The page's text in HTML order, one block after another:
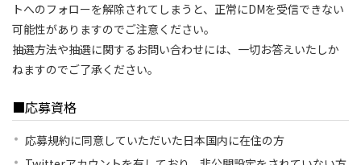
トへのフォローを解除されてしまうと、正常にDMを受信できない
可能性がありますのでご注意ください。
抽選方法や抽選に関するお問い合わせには、一切お答えいたしか
ねますのでご了承ください。
■応募資格
応募規約に同意していただいた日本国内に在住の方